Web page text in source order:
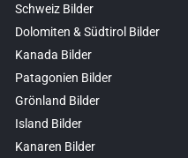
Schweiz Bilder
Dolomiten & Südtirol Bilder
Kanada Bilder
Patagonien Bilder
Grönland Bilder
Island Bilder
Kanaren Bilder